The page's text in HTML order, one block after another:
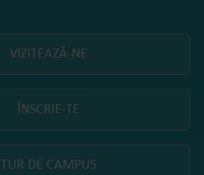
VIZITEAZĂ-NE
ÎNSCRIE-TE
TUR DE CAMPUS